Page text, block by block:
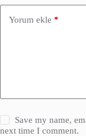
Yorum ekle *
Save my name,
next time I comment.